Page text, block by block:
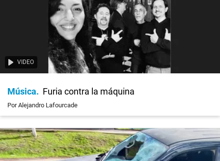
VIDEO
Música Furia contra la máquina
Por Alejandro Lafourcade